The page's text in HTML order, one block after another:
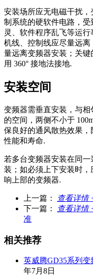
安装场所应无电磁干扰
制系统的硬软件电路，
灵、软件程序乱飞等运
机线、控制线应尽量远
量远离变频器安装；关
用 360° 接地法接地.
安装空间
变频器需垂直安装，与
的空间，两侧不小于
保良好的通风散热效果
性能和寿命.
若多台变频器安装在同
装；如必须上下安装时
响上部的变频器.
上一篇： 查看详情
下一篇：
查看详情
准
相关推荐
英威腾GD35系列
年7月8日